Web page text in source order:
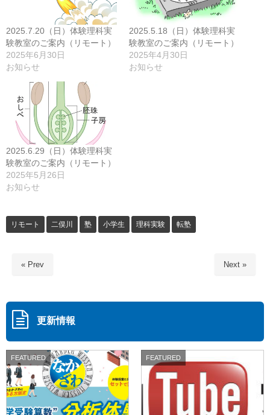
2025.7.20（日）体験理科実
験教室のご案内（リモート）
2025年6月30日
お知らせ
2025.5.18（日）体験理科実
験教室のご案内（リモート）
2025年4月30日
お知らせ
2025.6.29（日）体験理科実
験教室のご案内（リモート）
2025年5月26日
お知らせ
リモート 二俣川 塾 小学生 理科実験 転塾
« Prev Next »
更新情報
FEATURED FEATURED